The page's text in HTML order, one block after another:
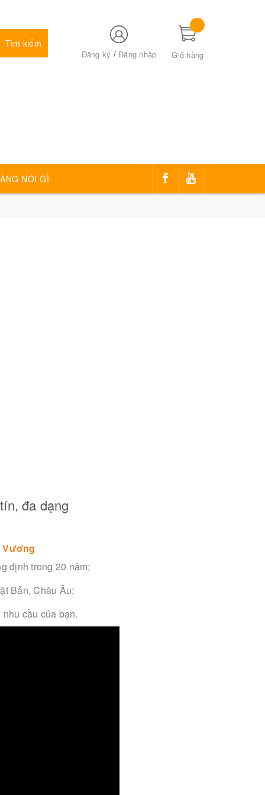
Tìm kiếm
Đăng ký /Đăng nhập Giỏ hàng
NÓI GÌ
đa dạng
Vương
định trong 20 năm;
Bản, Châu Âu;
cầu của bạn.